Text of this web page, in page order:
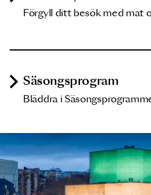
Förgyll ditt besök med mat
Säsongsprogram
Bläddra i